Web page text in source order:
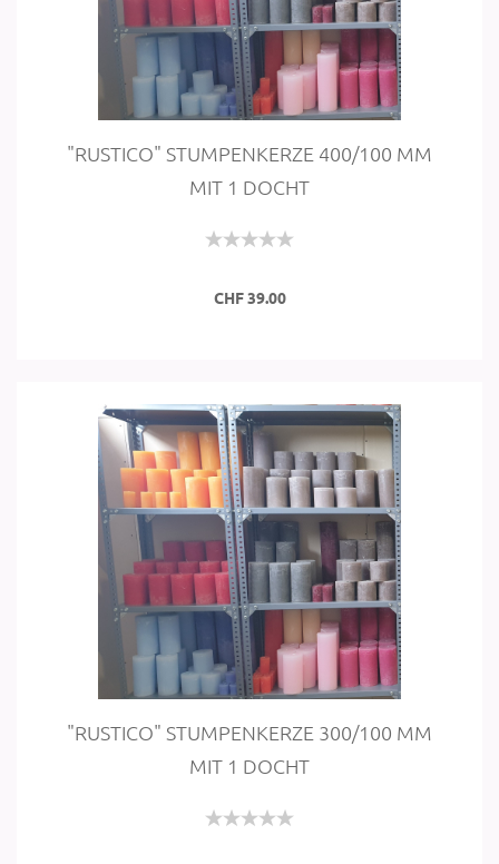
"RUSTI­CO" STUM­PEN­KER­ZE 400/100 MM
MIT 1 DOCHT
CHF 39.00
"RUSTI­CO" STUM­PEN­KER­ZE 300/100 MM
MIT 1 DOCHT